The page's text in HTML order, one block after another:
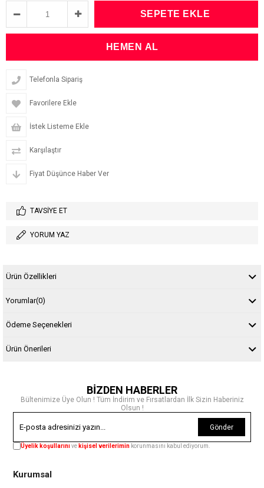
Telefonla Sipariş
Favorilere Ekle
İstek Listeme Ekle
Karşılaştır
Fiyat Düşünce Haber Ver
TAVSIYE ET
YORUM YAZ
Ürün Özellikleri
Yorumlar(0)
Ödeme Seçenekleri
Ürün Önerileri
BİZDEN HABERLER
Bültenimize Üye Olun ! Tüm İndirim ve Fırsatlardan İlk Sizin Haberiniz
Olsun !
Gönder
Üyelik koşullarınıve kişisel verilerimin korunmasını kabul ediyorum.
Kurumsal